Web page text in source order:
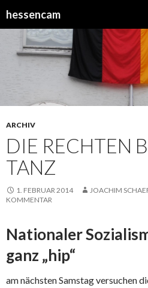
hessencam
INHALT
ARCHIV
DIE RECHTEN
TANZ
1. FEBRUAR 2014 JOACHIM
KOMMENTAR
Nationaler
ganz „hip“
am nächsten Samstag versuchen